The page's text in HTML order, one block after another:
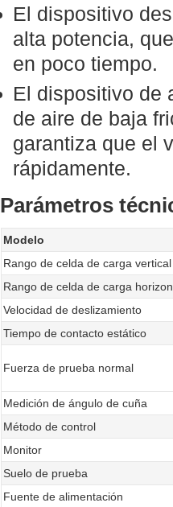
El dispositivo
alta potencia,
en poco tiempo.
El dispositivo de
de aire de baja
garantiza que el
rápidamente.
Parámetros
Modelo
Rango de celda de carga vertical
Rango de celda de carga
Velocidad de deslizamiento
Tiempo de contacto estático
Fuerza de prueba normal
Medición de ángulo de cuña
Método de control
Monitor
Suelo de prueba
Fuente de alimentación